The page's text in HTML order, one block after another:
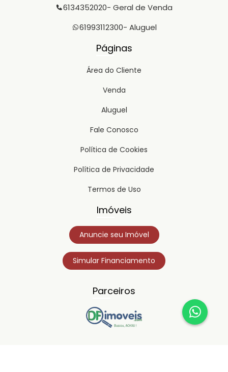
6134352020- Geral de Venda
61993112300- Aluguel
Páginas
Área do Cliente
Venda
Aluguel
Fale Conosco
Política de Cookies
Política de Privacidade
Termos de Uso
Imóveis
Anuncie seu Imóvel
Simular Financiamento
Parceiros